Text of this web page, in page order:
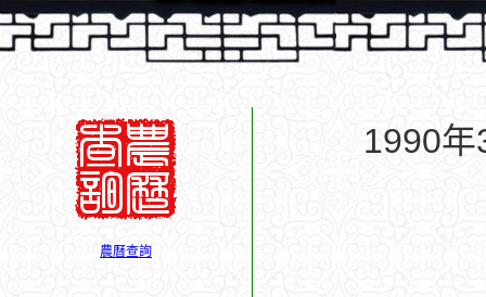
農曆查詢
1990